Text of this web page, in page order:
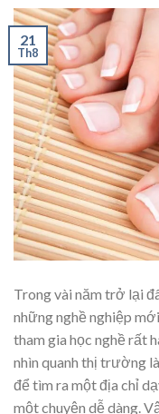
21
Th8
Trong vài năm trở lại
những nghề nghiệp
tham gia học nghề rất
nhìn quanh thị trường
để tìm ra một địa chỉ
một chuyện dễ dàng.